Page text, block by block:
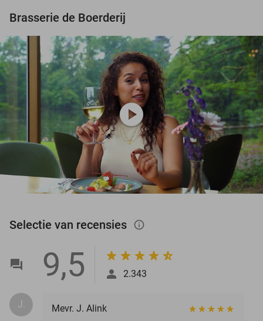
Brasserie de Boerderij
play_circle
Selectie van recensies info_outlined
9,5 2.343
J. Mevr. J. Alink